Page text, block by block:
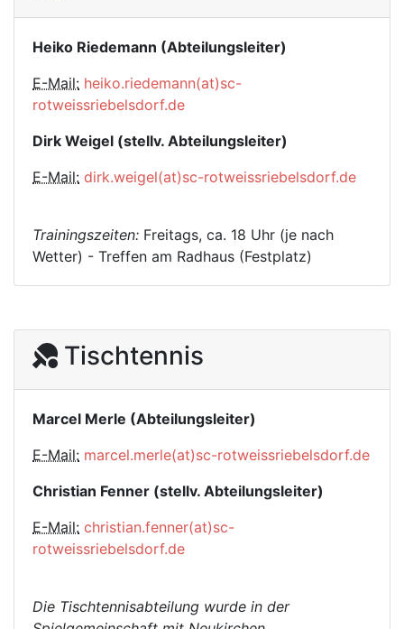
Heiko Riedemann (Abteilungsleiter)
E-Mail: heiko.riedemann(at)sc-
rotweissriebelsdorf.de
Dirk Weigel (stellv. Abteilungsleiter)
E-Mail: dirk.weigel(at)sc-rotweissriebelsdorf.de
Trainingszeiten: Freitags, ca. 18 Uhr (je nach
Wetter) - Treffen am Radhaus (Festplatz)
Tischtennis
Marcel Merle (Abteilungsleiter)
E-Mail: marcel.merle(at)sc-rotweissriebelsdorf.de
Christian Fenner (stellv. Abteilungsleiter)
E-Mail: christian.fenner(at)sc-
rotweissriebelsdorf.de
Die Tischtennisabteilung wurde in der